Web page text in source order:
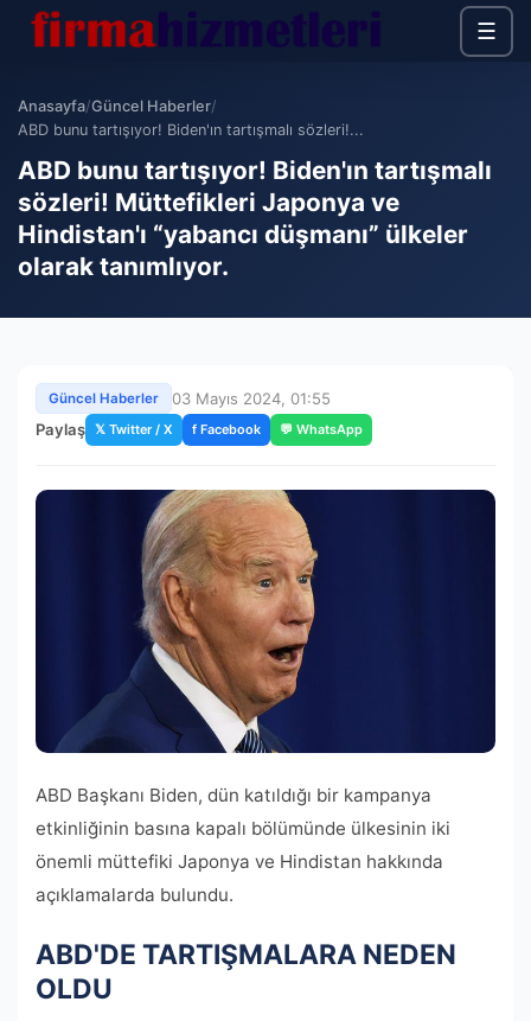
☰
Anasayfa/Güncel Haberler/
ABD bunu tartışıyor! Biden'ın tartışmalı sözleri!...
ABD bunu tartışıyor! Biden'ın tartışmalı
sözleri! Müttefikleri Japonya ve
Hindistan'ı “yabancı düşmanı” ülkeler
olarak tanımlıyor.
Güncel Haberler
03 Mayıs 2024, 01:55
Paylaş 𝕏 Twitter / X f Facebook 💬 WhatsApp
ABD Başkanı Biden, dün katıldığı bir kampanya
etkinliğinin basına kapalı bölümünde ülkesinin iki
önemli müttefiki Japonya ve Hindistan hakkında
açıklamalarda bulundu.
ABD'DE TARTIŞMALARA NEDEN
OLDU